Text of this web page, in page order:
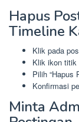
Hapus
Timeline
Klik pada
Klik ikon titik
Pilih “Hapus
Konfirmasi
Minta